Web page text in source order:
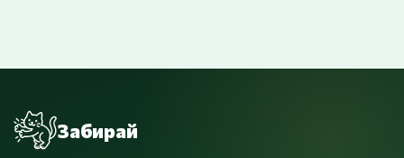
Забирай